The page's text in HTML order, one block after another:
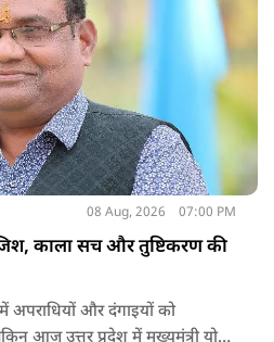
08 Aug, 2026 07:00 PM
काला सच और तुष्टिकरण की
और दंगाइयों को
आज उत्तर प्रदेश में मुख्यमंत्री योगी